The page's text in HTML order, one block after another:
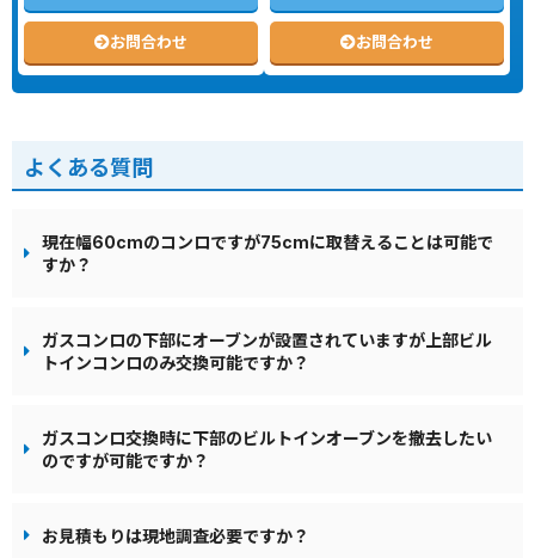
お問合わせ お問合わせ
よくある質問
現在幅60cmのコンロですが75cmに取替えることは可能で
すか？
ガスコンロの下部にオーブンが設置されていますが上部ビル
トインコンロのみ交換可能ですか？
ガスコンロ交換時に下部のビルトインオーブンを撤去したい
のですが可能ですか？
お見積もりは現地調査必要ですか？